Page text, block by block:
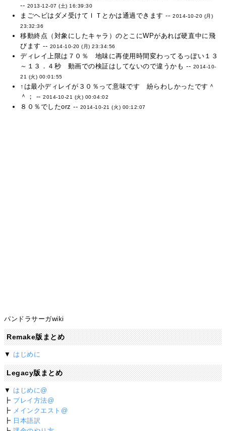
-- 2013-12-07 (土) 16:39:30
まごヘビはダメ受けてＩＴとかは通過できます --2014-10-20 (月)
23:32:36
移動終点（対象にしたキャラ）のとこにWPがあれば硬直中に飛
びます -- 2014-10-20 (月) 23:34:56
ディレイ上限は７０％ 地味に再使用時間変わってるっぽい１３
～１３．４秒 動画での検証はしてないので違うかも -- 2014-10-
21 (火) 00:01:55
↑は最小ディレイが３０％って意味です 紛らわしかったです＾
＾； --2014-10-21 (火) 00:04:02
８０％でしたorz -- 2014-10-21 (火) 00:12:07
パンドラサーガwiki
Remake版まとめ
▼ はじめに
Legacy版まとめ
▼ はじめに@
┣ プレイ方法@
┣ メインクエスト@
┣ 日本語訳